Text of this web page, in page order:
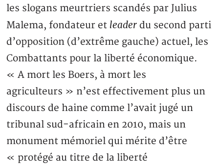
les slogans meurtriers scandés par Julius
Malema, fondateur et leader du second parti
d’opposition (d’extrême gauche) actuel, les
Combattants pour la liberté économique.
« A mort les Boers, à mort les
agriculteurs » n’est effectivement plus un
discours de haine comme l’avait jugé un
tribunal sud-africain en 2010, mais un
monument mémoriel qui mérite d’être
« protégé au titre de la liberté